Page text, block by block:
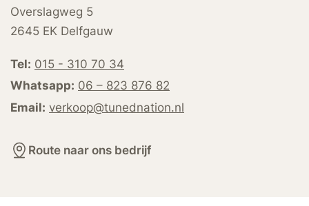
Overslagweg 5
2645 EK Delfgauw
Tel: 015 - 310 70 34
Whatsapp: 06 – 823 876 82
Email: verkoop@tunednation.nl
Route naar ons bedrijf